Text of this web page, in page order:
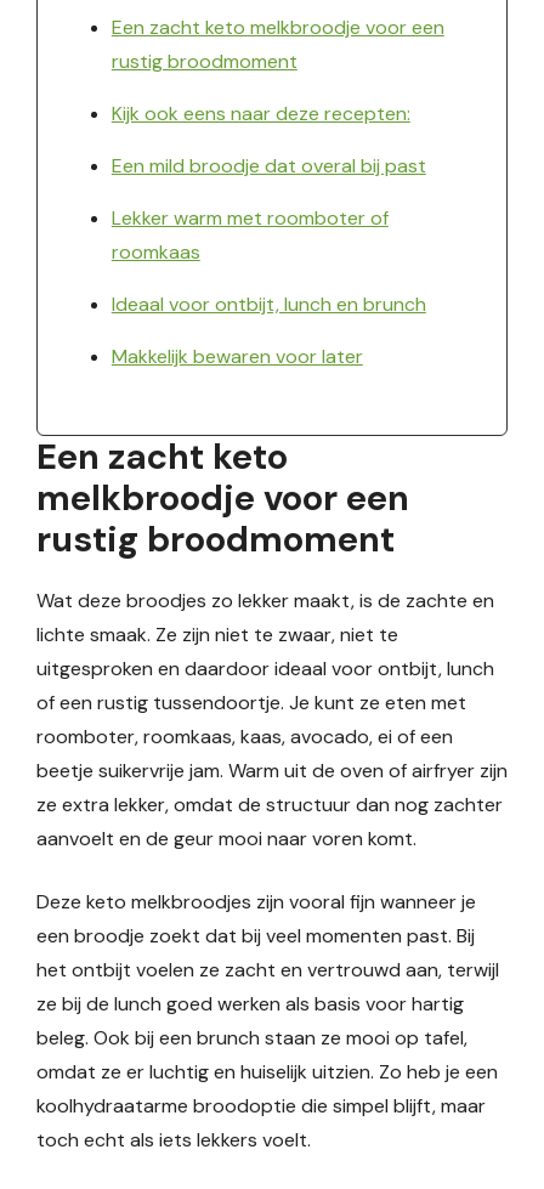
Een zacht keto melkbroodje voor een
rustig broodmoment
Kijk ook eens naar deze recepten:
Een mild broodje dat overal bij past
Lekker warm met roomboter of
roomkaas
Ideaal voor ontbijt, lunch en brunch
Makkelijk bewaren voor later
Een zacht keto
melkbroodje voor een
rustig broodmoment
Wat deze broodjes zo lekker maakt, is de zachte en
lichte smaak. Ze zijn niet te zwaar, niet te
uitgesproken en daardoor ideaal voor ontbijt, lunch
of een rustig tussendoortje. Je kunt ze eten met
roomboter, roomkaas, kaas, avocado, ei of een
beetje suikervrije jam. Warm uit de oven of airfryer zijn
ze extra lekker, omdat de structuur dan nog zachter
aanvoelt en de geur mooi naar voren komt.
Deze keto melkbroodjes zijn vooral fijn wanneer je
een broodje zoekt dat bij veel momenten past. Bij
het ontbijt voelen ze zacht en vertrouwd aan, terwijl
ze bij de lunch goed werken als basis voor hartig
beleg. Ook bij een brunch staan ze mooi op tafel,
omdat ze er luchtig en huiselijk uitzien. Zo heb je een
koolhydraatarme broodoptie die simpel blijft, maar
toch echt als iets lekkers voelt.